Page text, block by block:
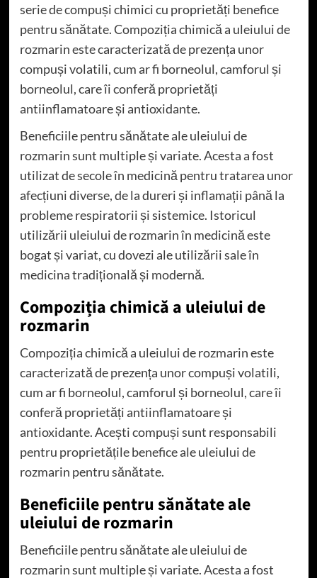
serie de compuși chimici cu proprietăți benefice
pentru sănătate. Compoziția chimică a uleiului de
rozmarin este caracterizată de prezența unor
compuși volatili, cum ar fi borneolul, camforul și
borneolul, care îi conferă proprietăți
antiinflamatoare și antioxidante.
Beneficiile pentru sănătate ale uleiului de
rozmarin sunt multiple și variate. Acesta a fost
utilizat de secole în medicină pentru tratarea unor
afecțiuni diverse, de la dureri și inflamații până la
probleme respiratorii și sistemice. Istoricul
utilizării uleiului de rozmarin în medicină este
bogat și variat, cu dovezi ale utilizării sale în
medicina tradițională și modernă.
Compoziția chimică a uleiului de
rozmarin
Compoziția chimică a uleiului de rozmarin este
caracterizată de prezența unor compuși volatili,
cum ar fi borneolul, camforul și borneolul, care îi
conferă proprietăți antiinflamatoare și
antioxidante. Acești compuși sunt responsabili
pentru proprietățile benefice ale uleiului de
rozmarin pentru sănătate.
Beneficiile pentru sănătate ale
uleiului de rozmarin
Beneficiile pentru sănătate ale uleiului de
rozmarin sunt multiple și variate. Acesta a fost